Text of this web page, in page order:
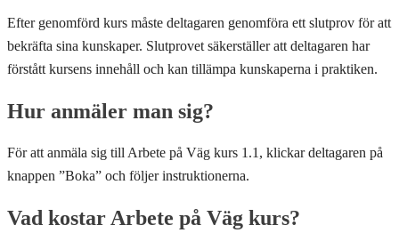
Efter genomförd kurs måste deltagaren genomföra ett slutprov för att
bekräfta sina kunskaper. Slutprovet säkerställer att deltagaren har
förstått kursens innehåll och kan tillämpa kunskaperna i praktiken.
Hur anmäler man sig?
För att anmäla sig till Arbete på Väg kurs 1.1, klickar deltagaren på
knappen ”Boka” och följer instruktionerna.
Vad kostar Arbete på Väg kurs?